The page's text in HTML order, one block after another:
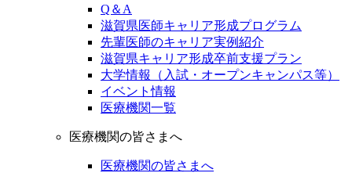
Q＆A
滋賀県医師キャリア形成プログラム
先輩医師のキャリア実例紹介
滋賀県キャリア形成卒前支援プラン
大学情報（入試・オープンキャンパス等）
イベント情報
医療機関一覧
医療機関の皆さまへ
医療機関の皆さまへ